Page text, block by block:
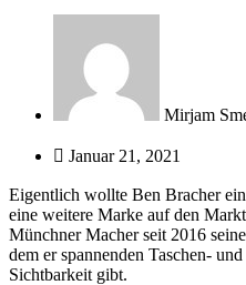
Mirjam
Januar 21, 2021
Eigentlich wollte Ben Bracher
eine weitere Marke auf den
Münchner Macher seit 2016
dem er spannenden Taschen-
Sichtbarkeit gibt.